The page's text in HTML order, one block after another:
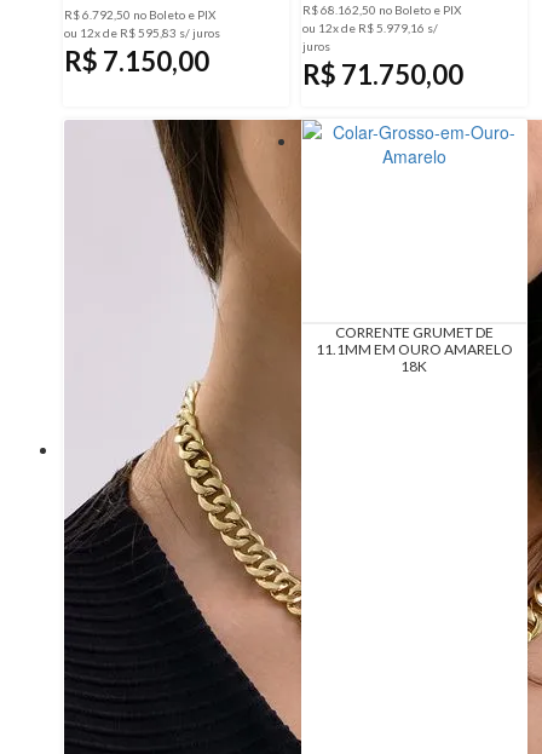
R$ 6.792,50 no Boleto e PIX
ou 12x de R$ 595,83 s/ juros
R$ 7.150,00
R$ 68.162,50 no Boleto e PIX
ou 12x de R$ 5.979,16 s/
juros
R$ 71.750,00
CORRENTE GRUMET DE
11.1MM EM OURO AMARELO
18K